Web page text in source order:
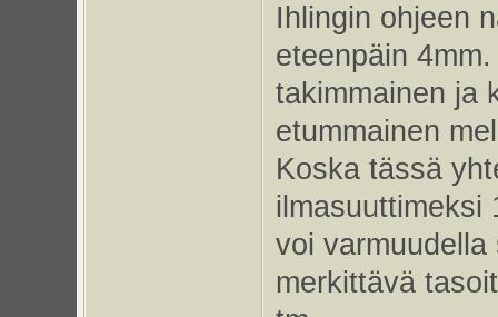
Ihlingin ohjeen
eteenpäin
takimmainen ja
etummainen
Koska tässä
ilmasuuttimeksi
voi
merkittävä